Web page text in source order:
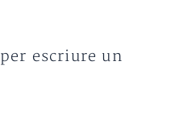
per escriure un